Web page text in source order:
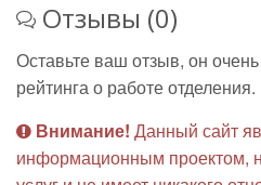
Отзывы (0)
Оставьте ваш отзыв, он
рейтинга о работе отделения.
Внимание! Данный сайт
информационным проектом,